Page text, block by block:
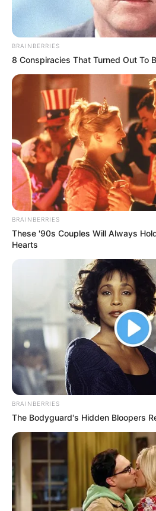
ΥΒΡΙΣ ΑΤΙΣ ΝΕΜΕΣΙΣ ΤΙΣΙΣ. Η
ΕΛΛΗΝΙΚΗ ΗΘΙΚΗ.
Ο γιος μου Hunter !!
Σεπτέμβρη η προβολή
ΘΑ ΓΙΝΕΙ ΧΑMΟΣ – Στις...
Η Εξέγερση των Φωτεινών
Όντων Κατά Ερπετοειδών
Ανοιχτή επιστολή προς τον
Πρόεδρο της Τουρκικής
Δημοκρατίας Ρ. Τ. Ερντογάν
ΑΠΟ
Η...
BRAINBERRIES
8 Conspiracies That Turned Out To
BRAINBERRIES
These '90s Couples Will Always
Hearts
BRAINBERRIES
The Bodyguard's Hidden Bloopers